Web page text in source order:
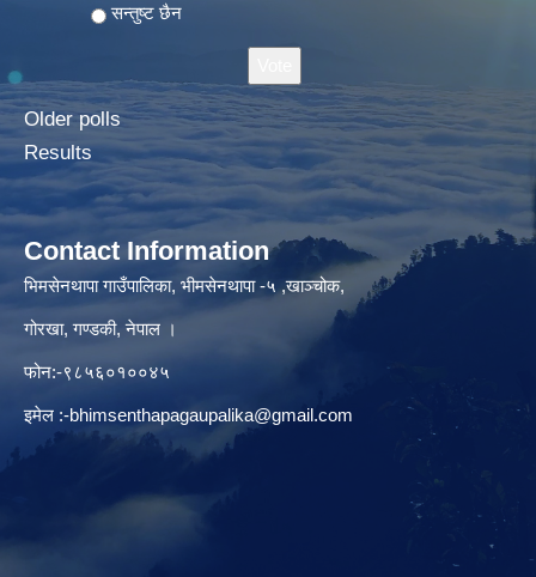
सन्तुष्ट छैन
Older polls
Results
Contact Information
भिमसेनथापा गाउँपालिका, भीमसेनथापा -५ ,खाञ्चोक,
गोरखा, गण्डकी, नेपाल ।
फोन:-९८५६०१००४५
इमेल :-bhimsenthapagaupalika@gmail.com